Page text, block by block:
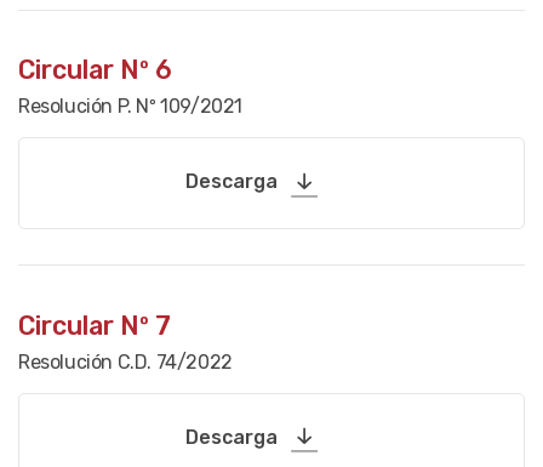
Circular Nº 6
Resolución P. Nº 109/2021
Descarga
Circular Nº 7
Resolución C.D. 74/2022
Descarga